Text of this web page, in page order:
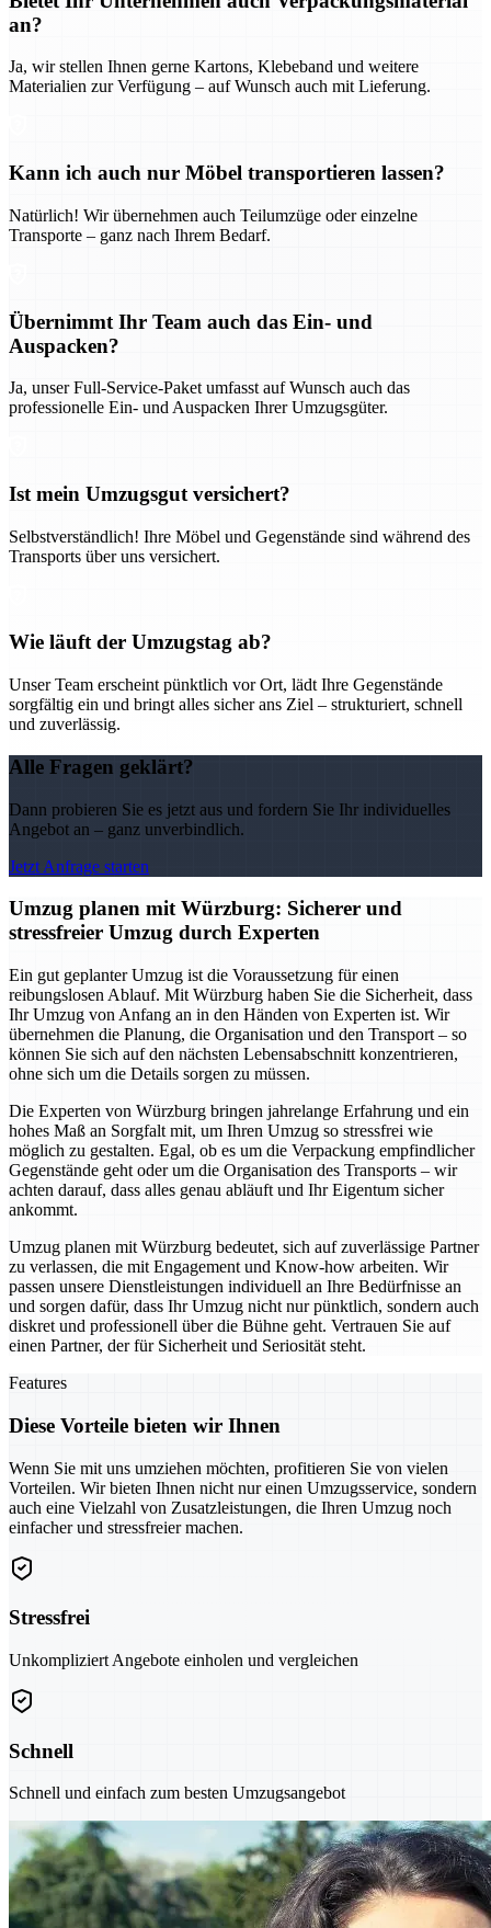
an?
Ja, wir stellen Ihnen gerne Kartons, Klebeband und weitere
Materialien zur Verfügung – auf Wunsch auch mit Lieferung.
Kann ich auch nur Möbel transportieren lassen?
Natürlich! Wir übernehmen auch Teilumzüge oder einzelne
Transporte – ganz nach Ihrem Bedarf.
Übernimmt Ihr Team auch das Ein- und
Auspacken?
Ja, unser Full-Service-Paket umfasst auf Wunsch auch das
professionelle Ein- und Auspacken Ihrer Umzugsgüter.
Ist mein Umzugsgut versichert?
Selbstverständlich! Ihre Möbel und Gegenstände sind während des
Transports über uns versichert.
Wie läuft der Umzugstag ab?
Unser Team erscheint pünktlich vor Ort, lädt Ihre Gegenstände
sorgfältig ein und bringt alles sicher ans Ziel – strukturiert, schnell
und zuverlässig.
Alle Fragen geklärt?
Dann probieren Sie es jetzt aus und fordern Sie Ihr individuelles
Angebot an – ganz unverbindlich.
Jetzt Anfrage starten
Umzug planen mit Würzburg: Sicherer und
stressfreier Umzug durch Experten
Ein gut geplanter Umzug ist die Voraussetzung für einen
reibungslosen Ablauf. Mit Würzburg haben Sie die Sicherheit, dass
Ihr Umzug von Anfang an in den Händen von Experten ist. Wir
übernehmen die Planung, die Organisation und den Transport – so
können Sie sich auf den nächsten Lebensabschnitt konzentrieren,
ohne sich um die Details sorgen zu müssen.
Die Experten von Würzburg bringen jahrelange Erfahrung und ein
hohes Maß an Sorgfalt mit, um Ihren Umzug so stressfrei wie
möglich zu gestalten. Egal, ob es um die Verpackung empfindlicher
Gegenstände geht oder um die Organisation des Transports – wir
achten darauf, dass alles genau abläuft und Ihr Eigentum sicher
ankommt.
Umzug planen mit Würzburg bedeutet, sich auf zuverlässige Partner
zu verlassen, die mit Engagement und Know-how arbeiten. Wir
passen unsere Dienstleistungen individuell an Ihre Bedürfnisse an
und sorgen dafür, dass Ihr Umzug nicht nur pünktlich, sondern auch
diskret und professionell über die Bühne geht. Vertrauen Sie auf
einen Partner, der für Sicherheit und Seriosität steht.
Features
Diese Vorteile bieten wir Ihnen
Wenn Sie mit uns umziehen möchten, profitieren Sie von vielen
Vorteilen. Wir bieten Ihnen nicht nur einen Umzugsservice, sondern
auch eine Vielzahl von Zusatzleistungen, die Ihren Umzug noch
einfacher und stressfreier machen.
Stressfrei
Unkompliziert Angebote einholen und vergleichen
Schnell
Schnell und einfach zum besten Umzugsangebot